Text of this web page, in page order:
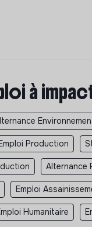
à
Production
Alternance
Emploi
Humanitaire